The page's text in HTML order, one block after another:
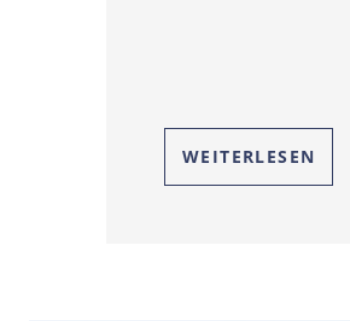
WEITERLESEN